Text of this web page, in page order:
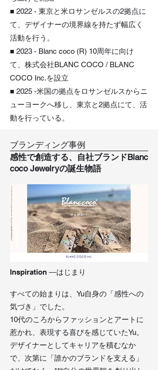
■ 2022 - 東京と米ロサンゼルスの2拠点に
て、デザイナーの境界線を持たず幅広く
活動を行う。
■ 2023 - Blanc coco (R) 10周年に向け
て、株式会社BLANC COCO / BLANC
COCO Inc.を設立
■ 2025 -米国の拠点をロサンゼルスからニ
ューヨークへ移し、東京と2拠点にて、活
動を行っている。
​ブランディング事例
感性で創造する、自社ブランドBlanc
coco Jewelryの誕生物語
Inspiration ―はじまり
すべての始まりは、Yu自身の「感性への
気づき」でした。
10代のころからファッションとアートに
惹かれ、表現する喜びを感じていたYu。
デザイナーとしてキャリアを積むなか
で、次第に「誰かのブランドを支える」